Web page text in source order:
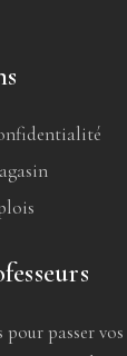
passer